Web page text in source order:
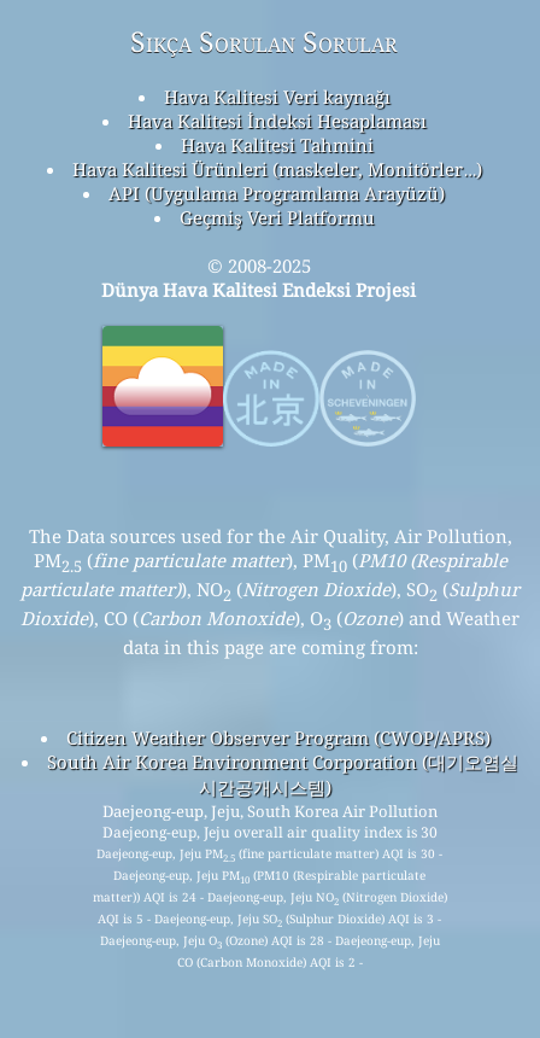
Sıkça Sorulan Sorular
Hava Kalitesi Veri kaynağı
Hava Kalitesi İndeksi Hesaplaması
Hava Kalitesi Tahmini
Hava Kalitesi Ürünleri (maskeler, Monitörler…)
API (Uygulama Programlama Arayüzü)
Geçmiş Veri Platformu
© 2008-2025
Dünya Hava Kalitesi Endeksi Projesi
The Data sources used for the Air Quality, Air Pollution,
PM2.5 (fine particulate matter), PM10(PM10 (Respirable
particulate matter)), NO2 (Nitrogen Dioxide), SO2 (Sulphur
Dioxide), CO (Carbon Monoxide), O3 (Ozone) and Weather
data in this page are coming from:
Citizen Weather Observer Program (CWOP/APRS)
South Air Korea Environment Corporation (대기오염실
시간공개시스템)
Daejeong-eup, Jeju, South Korea Air Pollution
Daejeong-eup, Jeju overall air quality index is 30
Daejeong-eup, Jeju PM2.5 (fine particulate matter) AQI is 30 -
Daejeong-eup, Jeju PM10 (PM10 (Respirable particulate
matter)) AQI is 24 - Daejeong-eup, Jeju NO2(Nitrogen Dioxide)
AQI is 5 - Daejeong-eup, Jeju SO2 (Sulphur Dioxide) AQI is 3 -
Daejeong-eup, Jeju O3(Ozone) AQI is 28 - Daejeong-eup, Jeju
CO (Carbon Monoxide) AQI is 2 -